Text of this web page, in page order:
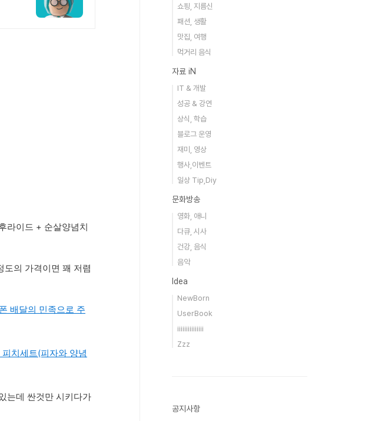
라이드 + 순살양념치
도의 가격이면 꽤 저렴
배달의 민족으로 주
치세트(피자와 양념
는데 싼것만 시키다가
쇼핑, 지름신
패션, 생활
맛집, 여행
먹거리 음식
자료 iN
IT & 개발
성공 & 강연
상식, 학습
블로그 운영
재미, 영상
행사,이벤트
일상 Tip,Diy
문화방송
영화, 애니
다큐, 시사
건강, 음식
음악
Idea
NewBorn
UserBook
iiiiiiiiiiiiiii
Zzz
공지사항